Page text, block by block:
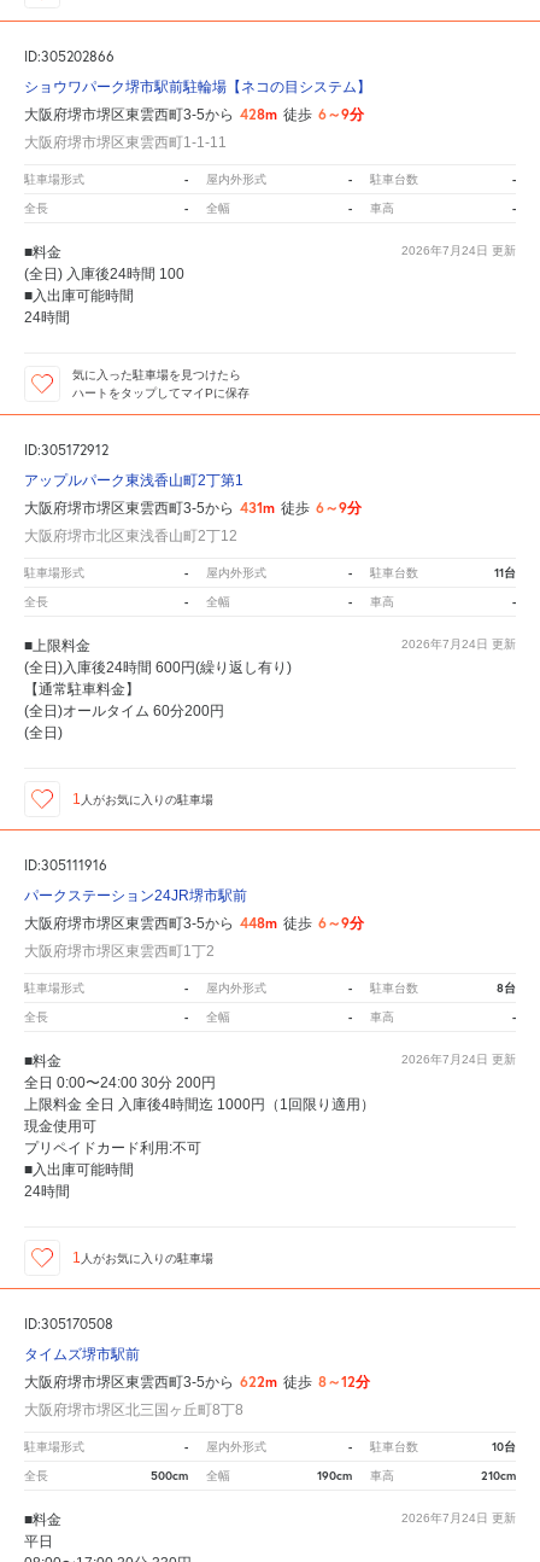
ID:305202866
ショウワパーク堺市駅前駐輪場【ネコの目システム】
大阪府堺市堺区東雲西町3-5から 428m 徒歩 6～9分
大阪府堺市堺区東雲西町1-1-11
駐車場形式 - 屋内外形式 - 駐車台数 -
全長 - 全幅 - 車高 -
2026年7月24日 更新
■料金
(全日) 入庫後24時間 100
■入出庫可能時間
24時間
気に入った駐車場を見つけたら
ハートをタップしてマイPに保存
ID:305172912
アップルパーク東浅香山町2丁第1
大阪府堺市堺区東雲西町3-5から 431m 徒歩 6～9分
大阪府堺市北区東浅香山町2丁12
駐車場形式 - 屋内外形式 - 駐車台数 11台
全長 - 全幅 - 車高 -
2026年7月24日 更新
■上限料金
(全日)入庫後24時間 600円(繰り返し有り)
【通常駐車料金】
(全日)オールタイム 60分200円
(全日)
1 人がお気に入りの駐車場
ID:305111916
パークステーション24JR堺市駅前
大阪府堺市堺区東雲西町3-5から 448m 徒歩 6～9分
大阪府堺市堺区東雲西町1丁2
駐車場形式 - 屋内外形式 - 駐車台数 8台
全長 - 全幅 - 車高 -
2026年7月24日 更新
■料金
全日 0:00〜24:00 30分 200円
上限料金 全日 入庫後4時間迄 1000円（1回限り適用）
現金使用可
プリペイドカード利用:不可
■入出庫可能時間
24時間
1 人がお気に入りの駐車場
ID:305170508
タイムズ堺市駅前
大阪府堺市堺区東雲西町3-5から 622m 徒歩 8～12分
大阪府堺市堺区北三国ヶ丘町8丁8
駐車場形式 - 屋内外形式 - 駐車台数 10台
全長 500cm 全幅 190cm 車高 210cm
2026年7月24日 更新
■料金
平日